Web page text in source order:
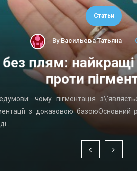
Статьи
By Васильева Татьяна
без плям:
проти
чому пігментація
з доказовою базоюОсновний